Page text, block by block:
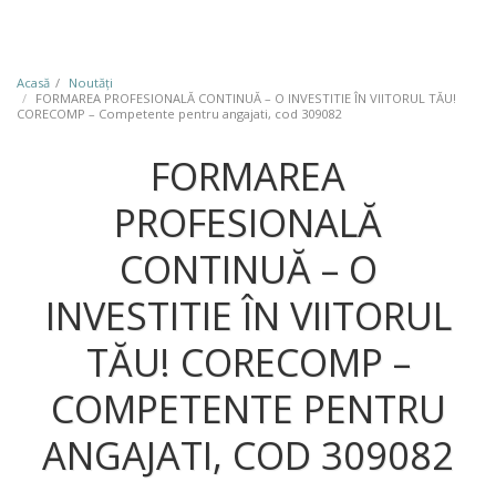
Acasă
Noutăţi
FORMAREA PROFESIONALĂ CONTINUĂ – O INVESTITIE ÎN VIITORUL TĂU!
CORECOMP – Competente pentru angajati, cod 309082
FORMAREA
PROFESIONALĂ
CONTINUĂ – O
INVESTITIE ÎN VIITORUL
TĂU! CORECOMP –
COMPETENTE PENTRU
ANGAJATI, COD 309082